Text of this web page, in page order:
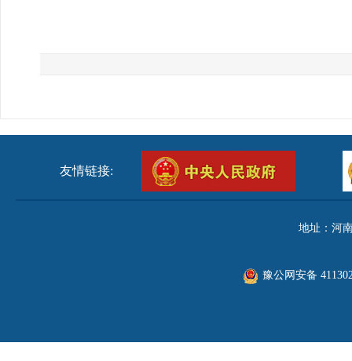
友情链接:
地址：河
豫公网安备